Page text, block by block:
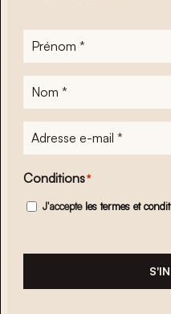
Prénom
Nom
Adresse
e-
mail*
Conditions*
J'accepte les termes et